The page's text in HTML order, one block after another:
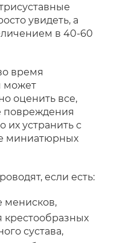
увидеть, а
в 40-60
время
может
оценить все,
их устранить с
миниатюрных
если есть:
менисков,
сустава,